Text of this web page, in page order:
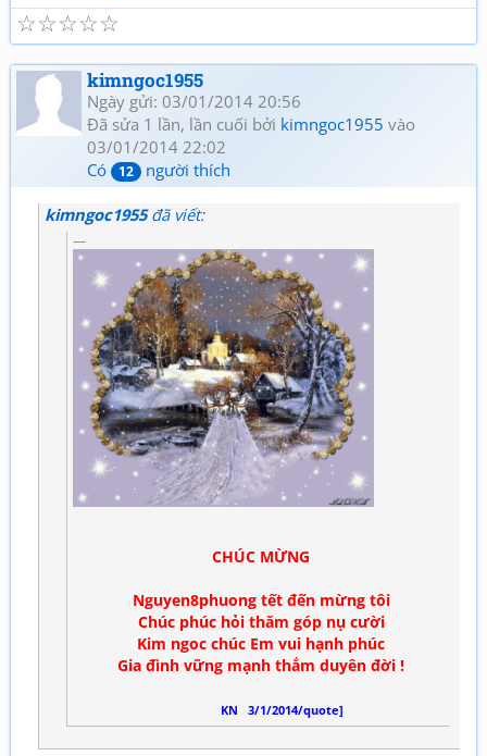
☆
☆
☆
☆
☆
kimngoc1955
Ngày gửi: 03/01/2014 20:56
Đã sửa 1 lần, lần cuối bởi kimngoc1955 vào
03/01/2014 22:02
Có
12 người thích
kimngoc1955đã viết:
CHÚC MỪNG
Nguyen8phuong tết đến mừng tôi
Chúc phúc hỏi thăm góp nụ cười
Kim ngoc chúc Em vui hạnh phúc
Gia đình vững mạnh thắm duyên đời !
KN 3/1/2014/quote]